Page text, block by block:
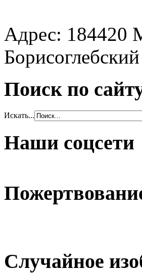
Адрес: 184420
Борисоглебский
Поиск по
Искать...
Наши соцсети
Случайное